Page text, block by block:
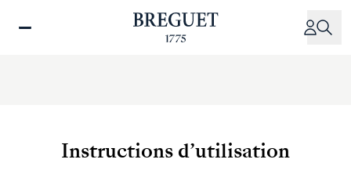
Instructions d’utilisation